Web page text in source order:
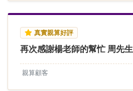
真實親算好評
再次感謝楊老師的幫忙 周先生
親算顧客